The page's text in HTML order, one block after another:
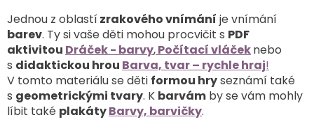
Jednou z oblastízrakového vnímání je vnímání
barev. Ty si vaše děti mohou procvičit s PDF
aktivitou Dráček - barvy,Počítací vláčeknebo
s didaktickou hrou Barva, tvar – rychle hraj!
V tomto materiálu se děti formou hryseznámí také
s geometrickými tvary. K barvám by se vám mohly
líbit také plakátyBarvy, barvičky.